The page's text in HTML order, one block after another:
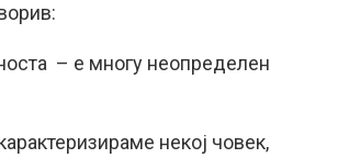
– е многу неопределен
некој човек,